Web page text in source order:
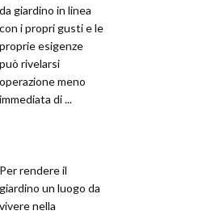
da giardino in linea
con i propri gusti e le
proprie esigenze
può rivelarsi
operazione meno
immediata di ...
Per rendere il
giardino un luogo da
vivere nella